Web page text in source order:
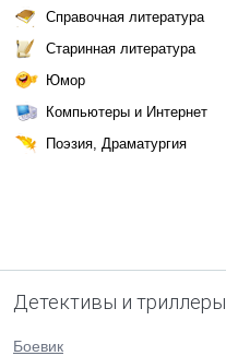
Справочная литература
Старинная литература
Юмор
Компьютеры и Интернет
Поэзия, Драматургия
Детективы и триллеры
Боевик